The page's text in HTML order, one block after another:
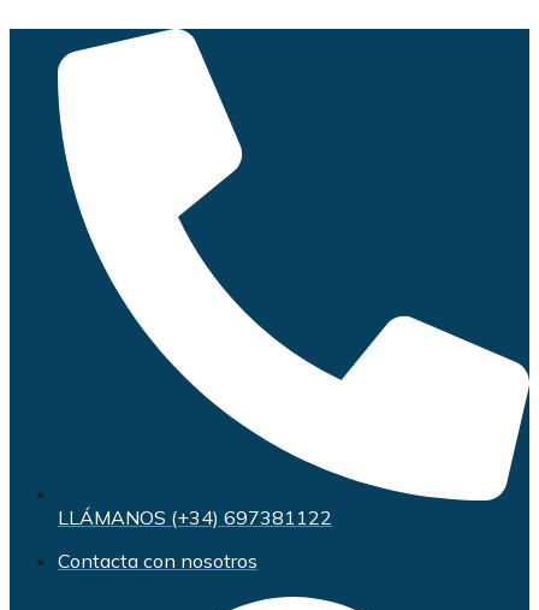
contenido
LLÁMANOS (+34) 697381122
Contacta con nosotros